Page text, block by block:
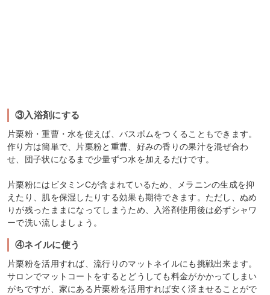
③入浴剤にする
片栗粉・重曹・水を使えば、バスボムをつくることもできます。
作り方は簡単で、片栗粉と重曹、好みの香りの果汁を混ぜ合わ
せ、団子状になるまで少量ずつ水を加えるだけです。
片栗粉にはビタミンCが含まれているため、メラニンの生成を抑
えたり、肌を保湿したりする効果も期待できます。ただし、ぬめ
りが残ったままになってしまうため、入浴剤使用後は必ずシャワ
ーで洗い流しましょう。
④ネイルに使う
片栗粉を活用すれば、流行りのマットネイルにも挑戦出来ます。
サロンでマットコートをするとどうしても料金がかかってしまい
がちですが、家にある片栗粉を活用すれば安く済ませることがで